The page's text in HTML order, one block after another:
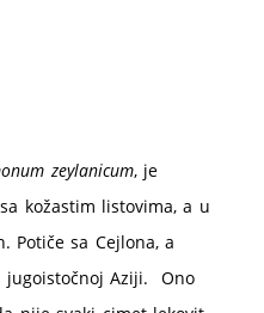
zeylanicum, je
kožastim listovima, a u
Potiče sa Cejlona, a
Aziji. Ono